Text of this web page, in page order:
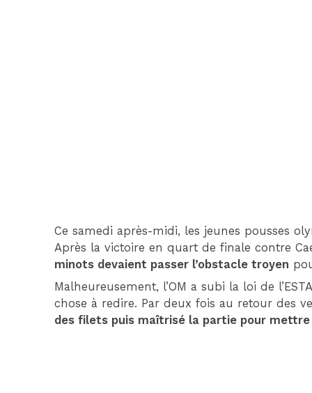
Ce samedi après-midi, les jeunes pousses
Après la victoire en quart de finale contre
minots devaient passer l’obstacle troyen
Malheureusement, l’OM a subi la loi de
chose à redire. Par deux fois au retour des
des filets puis maîtrisé la partie pour mettre